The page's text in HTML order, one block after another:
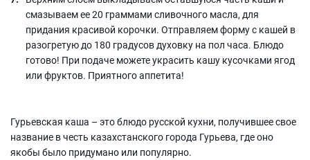
смазываем ее 20 граммами сливочного масла, для
придания красивой корочки. Отправляем форму с кашей в
разогретую до 180 градусов духовку на пол часа. Блюдо
готово! При подаче можете украсить кашу кусочками ягод
или фруктов. Приятного аппетита!
Гурьевская каша – это блюдо русской кухни, получившее свое
название в честь казахстанского города Гурьева, где оно
якобы было придумано или популярно.